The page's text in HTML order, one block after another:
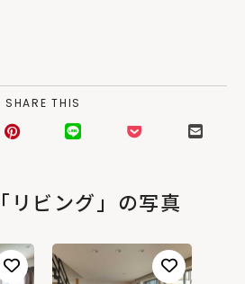
SHARE THIS
リビング」の写真